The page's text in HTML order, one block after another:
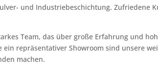
und Industriebeschichtung. Zufriedene
Team, das über große Erfahrung und
ein repräsentativer Showroom sind unsere
machen.